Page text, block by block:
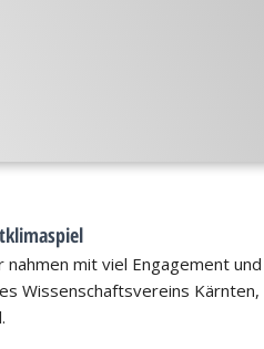
nahmen mit viel Engagement und
Wissenschaftsvereins Kärnten,